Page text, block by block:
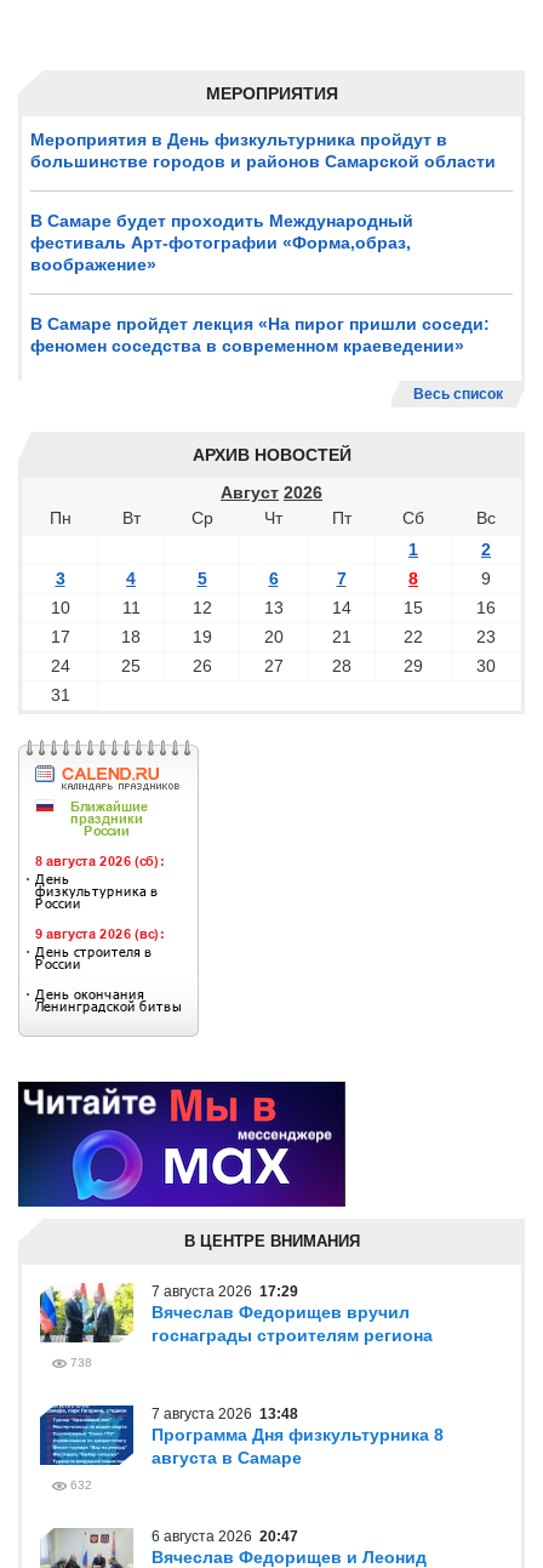
МЕРОПРИЯТИЯ
Мероприятия в День физкультурника пройдут в
большинстве городов и районов Самарской области
В Самаре будет проходить Международный
фестиваль Арт-фотографии «Форма,образ,
воображение»
В Самаре пройдет лекция «На пирог пришли соседи:
феномен соседства в современном краеведении»
Весь список
АРХИВ НОВОСТЕЙ
Август 2026
Пн
Вт Ср Чт Пт Сб
Вс
1
2
3
4 5 6 7 8
9
10
11 12 13 14 15
16
17
18 19 20 21 22
23
24
25 26 27 28 29
30
31
В ЦЕНТРЕ ВНИМАНИЯ
7 августа 2026 17:29
Вячеслав Федорищев вручил
госнаграды строителям региона
738
7 августа 2026 13:48
Программа Дня физкультурника 8
августа в Самаре
632
6 августа 2026 20:47
Вячеслав Федорищев и Леонид